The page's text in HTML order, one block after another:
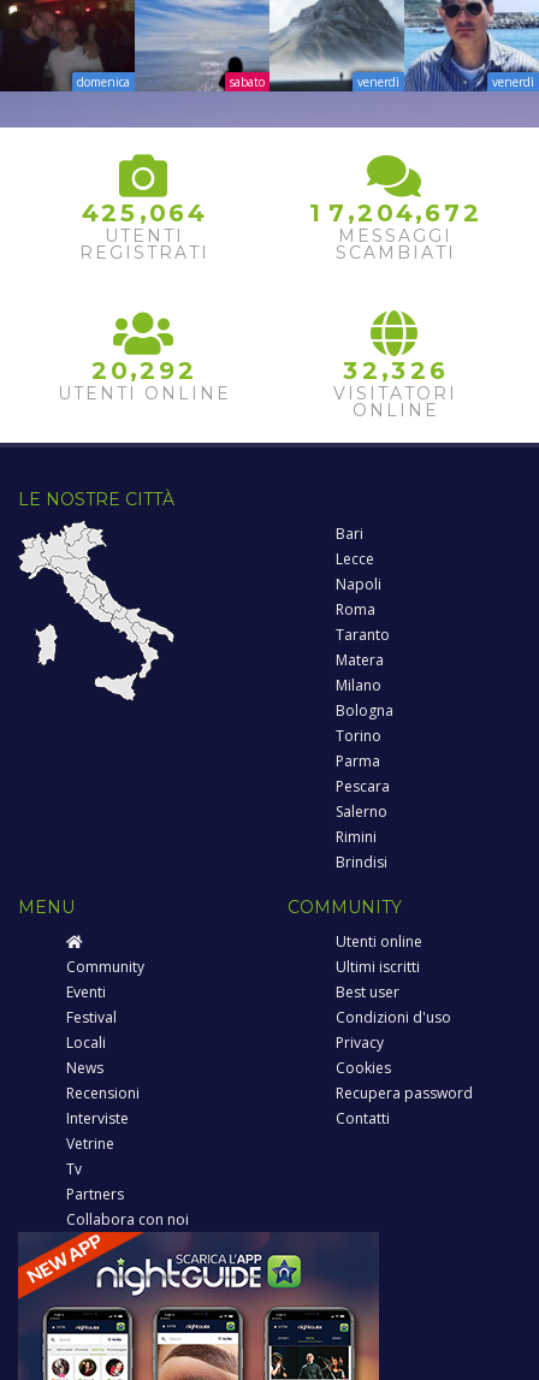
domenica sabato venerdì venerdì
425 ,064
UTENTI
REGISTRATI
1 7 ,2 04,672
MESSAGGI
SCAMBIATI
2 0,2 92
UTENTI ONLINE
32 ,32 6
VISITATORI
ONLINE
LE NOSTRE CITTÀ
Bari
Lecce
Napoli
Roma
Taranto
Matera
Milano
Bologna
Torino
Parma
Pescara
Salerno
Rimini
Brindisi
MENU
Community
Eventi
Festival
Locali
News
Recensioni
Interviste
Vetrine
Tv
Partners
Collabora con noi
COMMUNITY
Utenti online
Ultimi iscritti
Best user
Condizioni d'uso
Privacy
Cookies
Recupera password
Contatti